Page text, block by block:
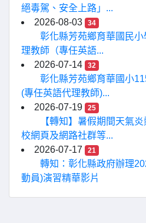
絕毒駕、安全上路」...
2026-08-03
34
彰化縣芳苑鄉育華國民
理教師（專任英語...
2026-07-14
32
彰化縣芳苑鄉育華國小
(專任英語代理教師)...
2026-07-19
25
【轉知】暑假期間天氣
校網頁及網路社群等...
2026-07-17
21
轉知：彰化縣政府辦理
動員)演習精華影片